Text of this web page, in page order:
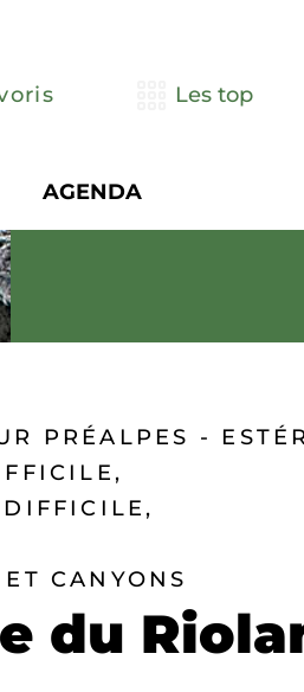
Les top
AGENDA
PRÉALPES -
DIFFICILE,
CANYONS
du